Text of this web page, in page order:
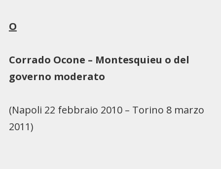
O
Corrado Ocone – Montesquieu o del
governo moderato
(Napoli 22 febbraio 2010 – Torino 8 marzo
2011)